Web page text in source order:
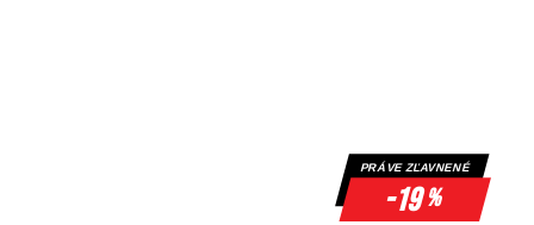
PRÁVE ZĽAVNENÉ
-19%